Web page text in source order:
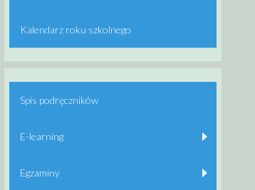
Kalendarz roku szkolnego
Spis podręczników
E-learning
Egzaminy